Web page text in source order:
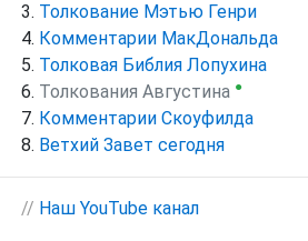
Толкование Мэтью Генри
Комментарии МакДональда
Толковая Библия Лопухина
Толкования Августина ●
Комментарии Скоуфилда
Ветхий Завет сегодня
// Наш YouTube канал